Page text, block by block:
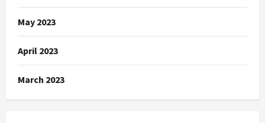
May 2023
April 2023
March 2023